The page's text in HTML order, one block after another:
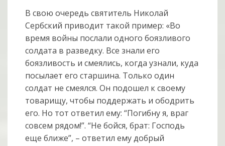
В свою очередь святитель Николай
Сербский приводит такой пример: «Во
время войны послали одного боязливого
солдата в разведку. Все знали его
боязливость и смеялись, когда узнали, куда
посылает его старшина. Только один
солдат не смеялся. Он подошел к своему
товарищу, чтобы поддержать и ободрить
его. Но тот ответил ему: “Погибну я, враг
совсем рядом!”. “Не бойся, брат: Господь
еще ближе”, – ответил ему добрый